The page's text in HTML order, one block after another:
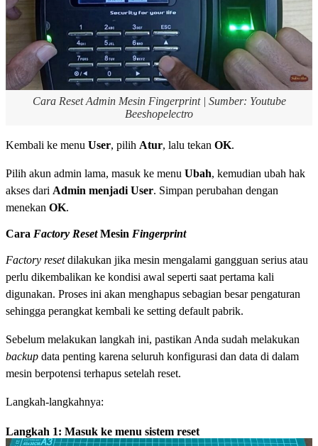
Cara Reset Admin Mesin Fingerprint | Sumber: Youtube
Beeshopelectro
Kembali ke menu User, pilih Atur, lalu tekan OK.
Pilih akun admin lama, masuk ke menu Ubah, kemudian ubah hak
akses dari Admin menjadi User. Simpan perubahan dengan
menekan OK.
Cara Factory ResetMesin Fingerprint
Factory resetdilakukan jika mesin mengalami gangguan serius atau
perlu dikembalikan ke kondisi awal seperti saat pertama kali
digunakan. Proses ini akan menghapus sebagian besar pengaturan
sehingga perangkat kembali ke setting default pabrik.
Sebelum melakukan langkah ini, pastikan Anda sudah melakukan
backup data penting karena seluruh konfigurasi dan data di dalam
mesin berpotensi terhapus setelah reset.
Langkah-langkahnya:
Langkah 1: Masuk ke menu sistem reset